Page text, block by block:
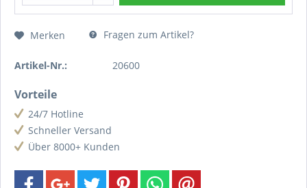
Merken Fragen zum Artikel?
Artikel-Nr.: 20600
Vorteile
24/7 Hotline
Schneller Versand
Über 8000+ Kunden